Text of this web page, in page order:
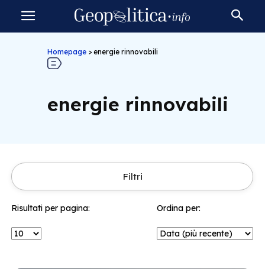
Homepage > energie rinnovabili
energie rinnovabili
Filtri
Risultati per pagina: Ordina per: